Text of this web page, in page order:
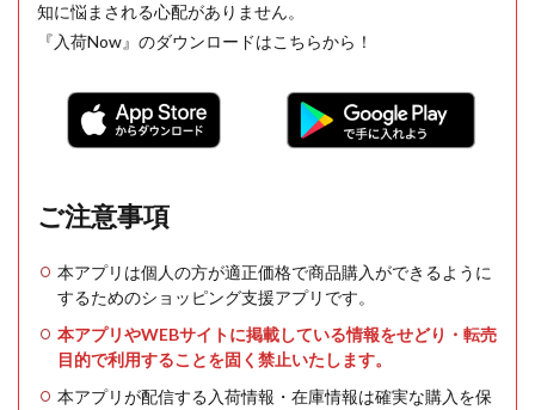
知に悩まされる心配がありません。
『入荷Now』のダウンロードはこちらから！
ご注意事項
本アプリは個人の方が適正価格で商品購入ができるように
するためのショッピング支援アプリです。
本アプリやWEBサイトに掲載している情報をせどり・転売
目的で利用することを固く禁止いたします。
本アプリが配信する入荷情報・在庫情報は確実な購入を保